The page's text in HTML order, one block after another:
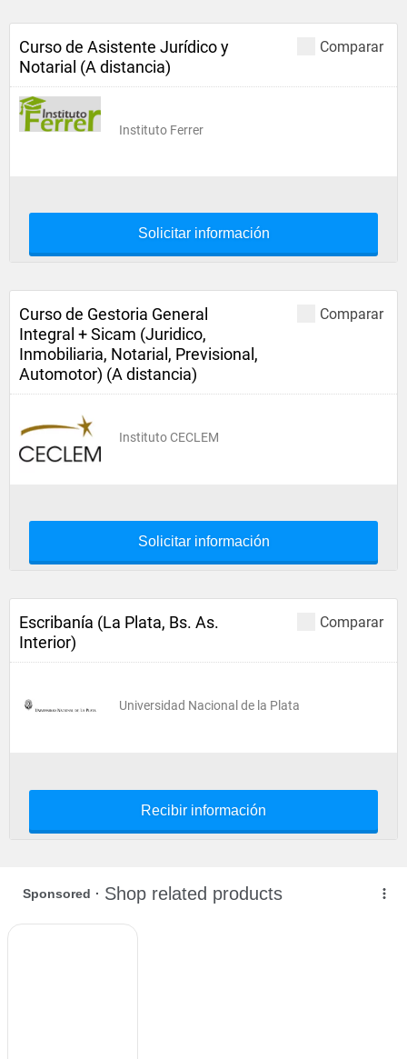
Comparar
Curso de Asistente Jurídico y
Notarial (A distancia)
Instituto Ferrer
Solicitar información
Comparar
Curso de Gestoria General
Integral + Sicam (Juridico,
Inmobiliaria, Notarial, Previsional,
Automotor) (A distancia)
Instituto CECLEM
Solicitar información
Comparar
Escribanía (La Plata, Bs. As.
Interior)
Universidad Nacional de la Plata
Recibir información